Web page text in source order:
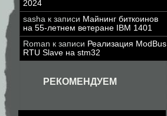
2024
sasha к записи Майнинг биткоинов
на 55-летнем ветеране IBM 1401
Roman к записи Реализация ModBus
RTU Slave на stm32
РЕКОМЕНДУЕМ